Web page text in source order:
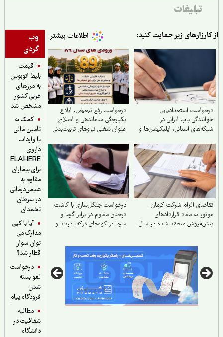
تبلیغات
وب
گردی
قیمت
بلیط اتوبوس
به مرزهای
غربی کشور
مشخص شد
کمک به
تأمین مالی
یا واردات
داروی
ELAHERE
برای بیماران
مقاوم به
شیمی‌درمانی
در سرطان
تخمدان
آیا با کپی
مدارک می
توان سوار
قطار شد؟
درخواست
لغو بسته
فرودگاه پیام
مطالبه
شفافیت در
دانشگاه
زیر حمایت کنید:
استعدادیابی
پاپ ایرانی در
استانی، اپلیکیشن‌ها و
شدن موسیقی غربی
درخواست رفع تبعیض، ابلاغ
یکپارچگی ساماندهی و اصلاح
عنوان شغلی نیروهای تربیت‌بدنی
حقوقی به اعتراضات مرتبط
الزام شرکت کرمان
به مفاد قراردادهای
منعقد شده در سال
درخواست جنگل‌سازی با کاشت
درختان مقاوم در برابر گرما و
سرما در کوه‌های درکه، دربند و